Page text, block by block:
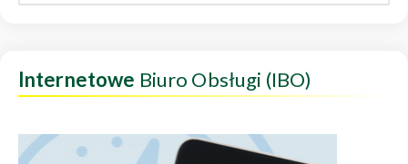
Internetowe Biuro Obsługi (IBO)